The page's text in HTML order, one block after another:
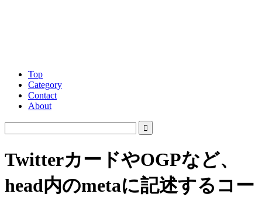
Top
Category
Contact
About
TwitterカードやOGPなど、
head内のmetaに記述するコー